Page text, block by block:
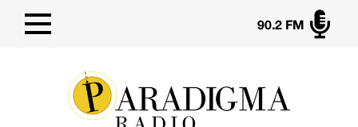

90.2 FM